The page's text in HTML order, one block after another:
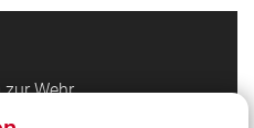
zur Wehr